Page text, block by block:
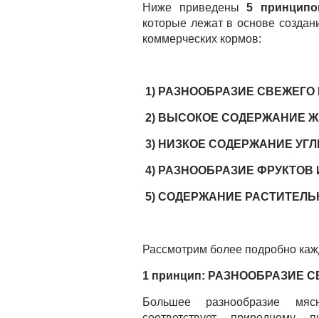
Ниже приведены5
которые лежат в основе
коммерческих кормов:
1) РАЗНООБРАЗИЕ
2) ВЫСОКОЕ СОДЕРЖАНИЕ
3) НИЗКОЕ СОДЕРЖАНИЕ
4) РАЗНООБРАЗИЕ
5) СОДЕРЖАНИЕ
Рассмотрим более подробно
1 принцип: РАЗНООБРАЗИЕ
Большее разнообразие